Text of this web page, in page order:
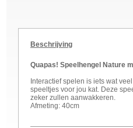
Beschrijving
Quapas! Speelhengel Nature
Interactief spelen is iets wat
speeltjes voor jou kat. Deze
zeker zullen aanwakkeren.
Afmeting: 40cm